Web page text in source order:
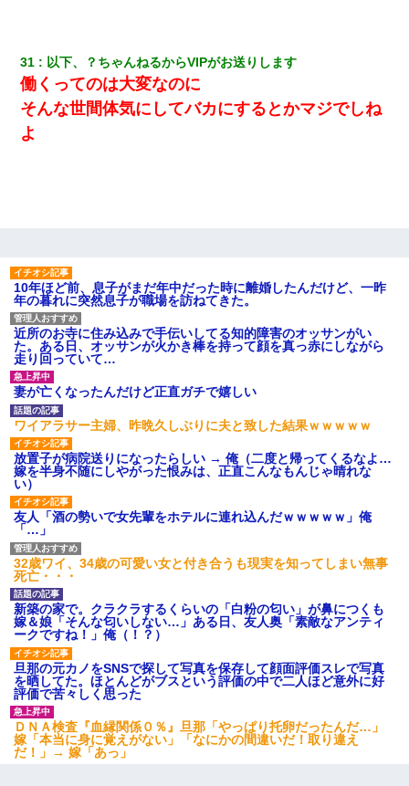
31 以下、？ちゃんねるからVIPがお送りします
働くってのは大変なのに
そんな世間体気にしてバカにするとかマジでしね
よ
10年ほど前、息子がまだ年中だった時に離婚したんだけど、一昨
年の暮れに突然息子が職場を訪ねてきた。
近所のお寺に住み込みで手伝いしてる知的障害のオッサンがい
た。ある日、オッサンが火かき棒を持って顔を真っ赤にしながら
走り回っていて…
妻が亡くなったんだけど正直ガチで嬉しい
ワイアラサー主婦、昨晩久しぶりに夫と致した結果ｗｗｗｗｗ
放置子が病院送りになったらしい → 俺（二度と帰ってくるなよ…
嫁を半身不随にしやがった恨みは、正直こんなもんじゃ晴れな
い）
友人「酒の勢いで女先輩をホテルに連れ込んだｗｗｗｗｗ」俺
「…」
32歳ワイ、34歳の可愛い女と付き合うも現実を知ってしまい無事
死亡・・・
新築の家で。クラクラするくらいの「白粉の匂い」が鼻につくも
嫁＆娘「そんな匂いしない…」ある日、友人奥「素敵なアンティ
ークですね！」俺（！？）
旦那の元カノをSNSで探して写真を保存して顔面評価スレで写真
を晒してた。ほとんどがブスという評価の中で二人ほど意外に好
評価で苦々しく思った
ＤＮＡ検査『血縁関係０％』旦那「やっぱり托卵だったんだ…」
嫁「本当に身に覚えがない」「なにかの間違いだ！取り違え
だ！」→ 嫁「あっ」